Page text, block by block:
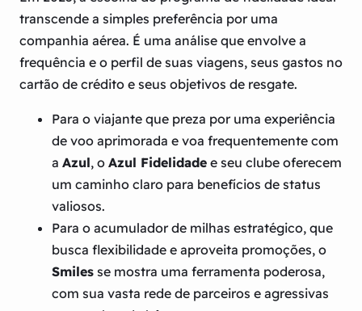
transcende a simples preferência por uma
companhia aérea. É uma análise que envolve a
frequência e o perfil de suas viagens, seus gastos no
cartão de crédito e seus objetivos de resgate.
Para o viajante que preza por uma experiência
de voo aprimorada e voa frequentemente com
a Azul, o Azul Fidelidade e seu clube oferecem
um caminho claro para benefícios de status
valiosos.
Para o acumulador de milhas estratégico, que
busca flexibilidade e aproveita promoções, o
Smiles se mostra uma ferramenta poderosa,
com sua vasta rede de parceiros e agressivas